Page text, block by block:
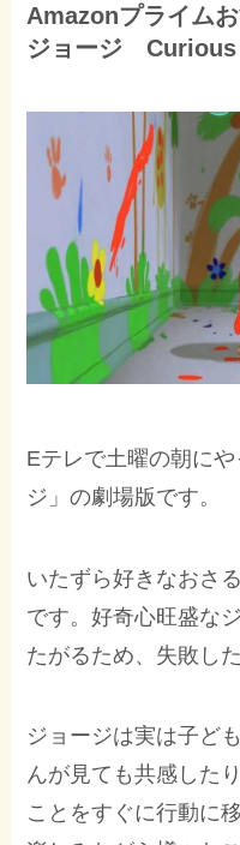
Amazonプライム
ジョージ Curious
Eテレで土曜の朝に
ジ」の劇場版です。
いたずら好きなおさ
です。好奇心旺盛な
たがるため、失敗し
ジョージは実は子ど
んが見ても共感した
ことをすぐに行動に